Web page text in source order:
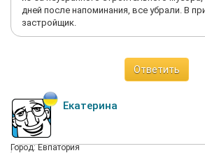
дней после напоминания, все убрали. В
застройщик.
Ответить
Екатерина
Город: Евпатория